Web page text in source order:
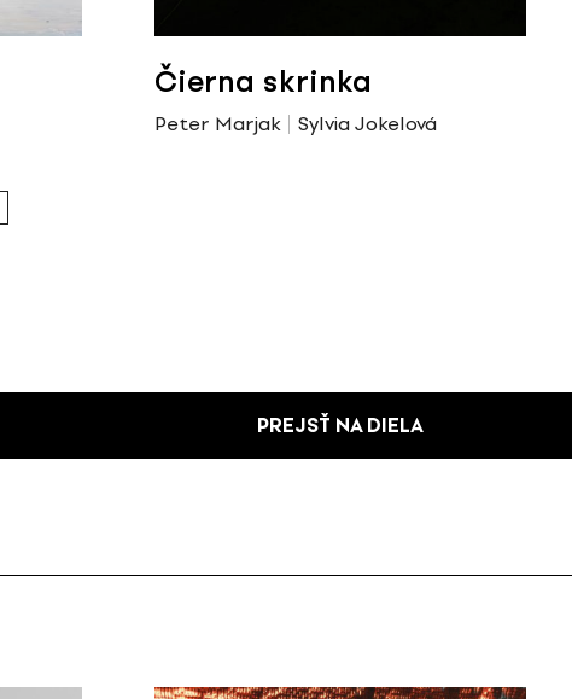
Čierna skrinka
Peter Marjak Sylvia Jokelová
PREJSŤ NA DIELA